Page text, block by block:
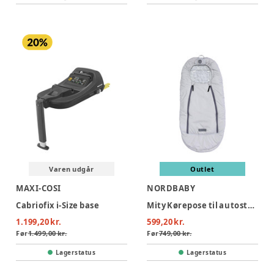
Varen udgår
MAXI-COSI
Cabriofix i-Size base
1.199,20 kr.
Før1.499,00 kr.
Lagerstatus
Outlet
NORDBABY
Mity Kørepose til autostol - grey
599,20 kr.
Før749,00 kr.
Lagerstatus